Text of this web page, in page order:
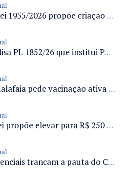
Projeto de Lei 1955/2026 propõe criação de geração livre de fumo ao restringir venda de vapes a nascidos desde 1º de janeiro de 2009
Câmara analisa PL 1852/26 que institui Política Nacional de Gestão de Desempenho e Eficiência para servidores públicos
Dorinaldo Malafaia pede vacinação ativa ao Ministério da Saúde para reverter queda na cobertura vacinal no Brasil
Projeto de lei propõe elevar para R$ 250 mil limite de isenção do IPI para pessoas com deficiência e autismo
Vetos presidenciais trancam a pauta do Congresso com 87 itens pendentes e incluem trechos do Orçamento de 2026